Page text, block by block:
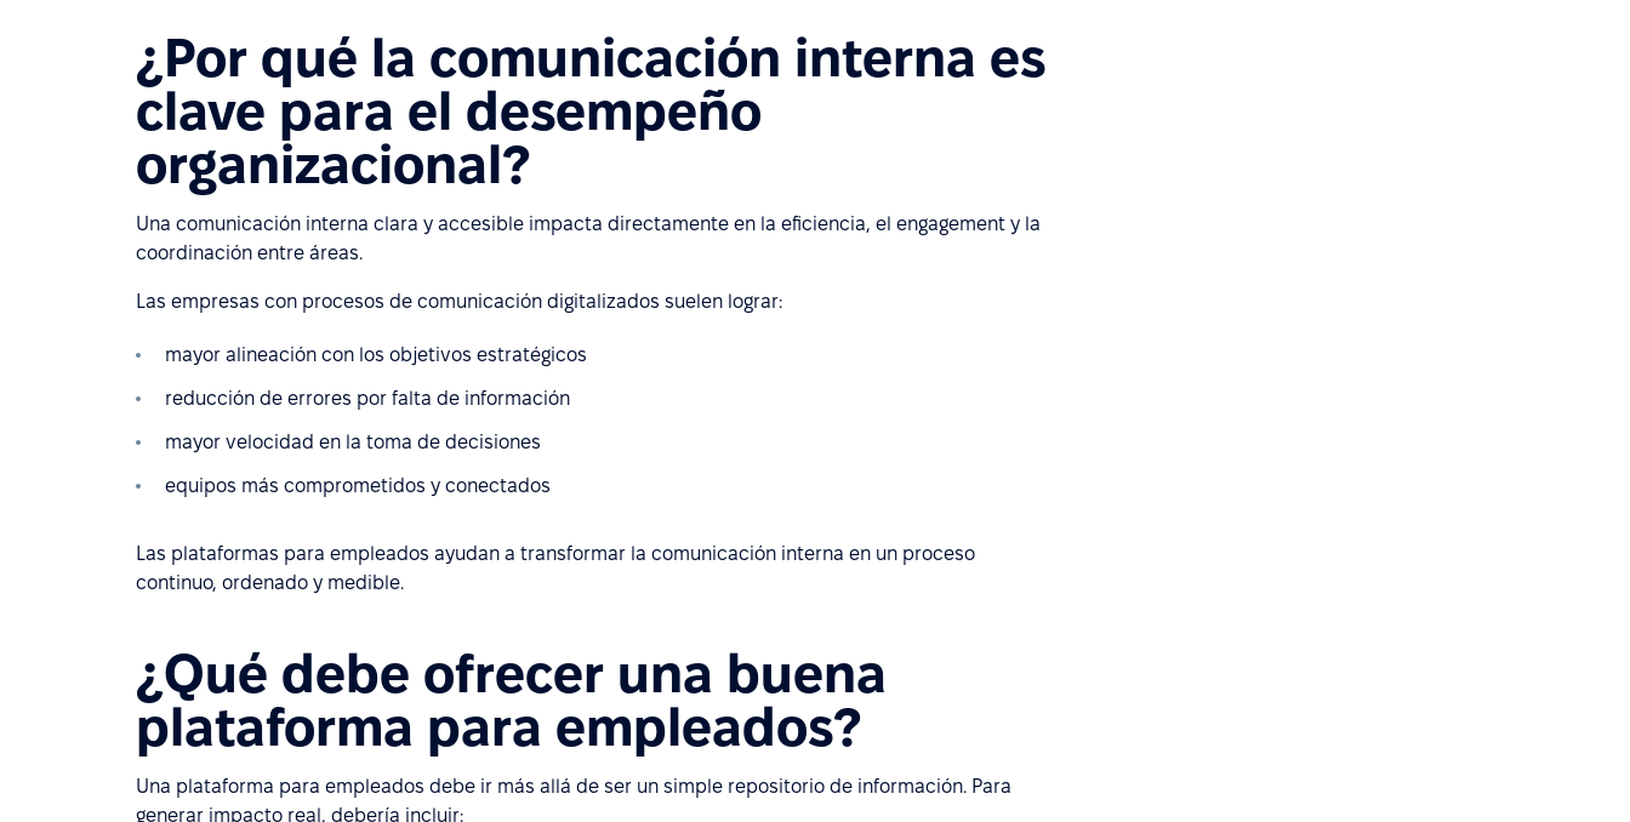
¿Por qué la comunicación interna es
clave para el desempeño
organizacional?
Una comunicación interna clara y accesible impacta directamente en la eficiencia, el engagement y la
coordinación entre áreas.
Las empresas con procesos de comunicación digitalizados suelen lograr:
mayor alineación con los objetivos estratégicos
reducción de errores por falta de información
mayor velocidad en la toma de decisiones
equipos más comprometidos y conectados
Las plataformas para empleados ayudan a transformar la comunicación interna en un proceso
continuo, ordenado y medible.
¿Qué debe ofrecer una buena
plataforma para empleados?
Una plataforma para empleados debe ir más allá de ser un simple repositorio de información. Para
generar impacto real, debería incluir: